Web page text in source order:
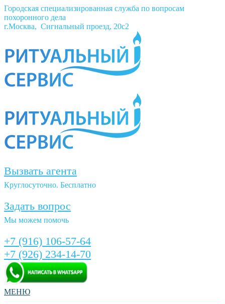
Городская специализированная служба по вопросам
похоронного дела
г.Москва, Сигнальный проезд, 20с2
Вызвать агента
Круглосуточно. Бесплатно
Задать вопрос
Мы можем помочь
+7 (916) 106-57-64
+7 (926) 234-14-70
МЕНЮ